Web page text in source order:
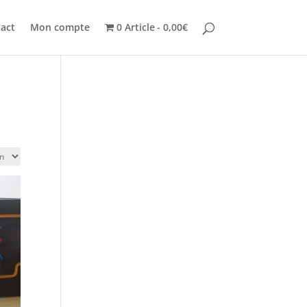
Mon compte 0 Article 0,00€